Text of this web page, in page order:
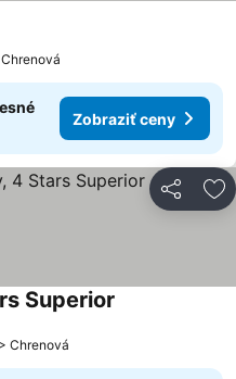
Zobraziť ceny
Zdieľať
Superior
Chrenová